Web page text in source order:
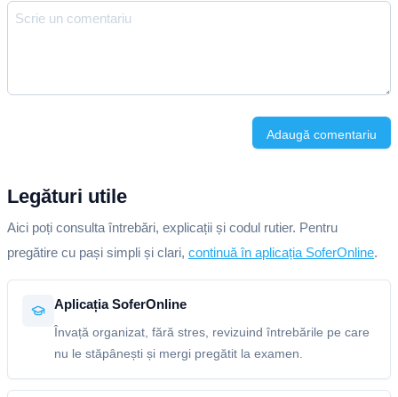
Adaugă comentariu
Legături utile
Aici poți consulta întrebări, explicații și codul rutier. Pentru
pregătire cu pași simpli și clari, continuă în aplicația SoferOnline.
Aplicația SoferOnline
Învață organizat, fără stres, revizuind întrebările pe care
nu le stăpânești și mergi pregătit la examen.